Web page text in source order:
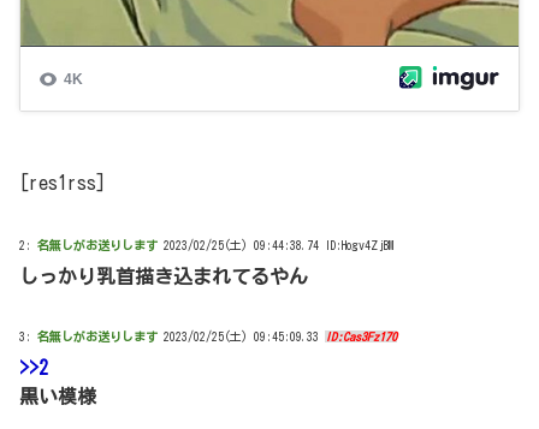
[res1rss]
2: 名無しがお送りします 2023/02/25(土) 09:44:38.74 ID:Hogv4ZjBM
しっかり乳首描き込まれてるやん
3: 名無しがお送りします 2023/02/25(土) 09:45:09.33 ID:Cas3Fz170
>>2
黒い模様